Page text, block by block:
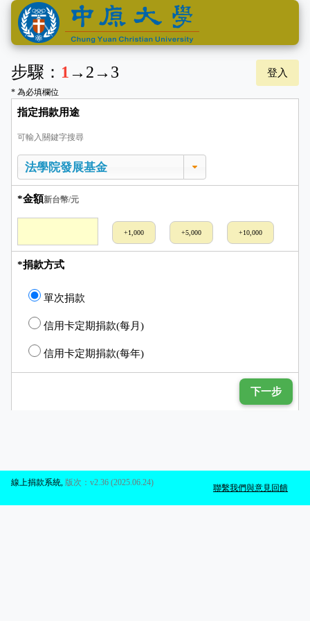
步驟： 1→ 2→ 3 登入
* 為必填欄位
指定捐款用途
可輸入關鍵字搜尋
*金額新台幣/元
+1,000 +5,000 +10,000
*捐款方式
單次捐款
信用卡定期捐款(每月)
信用卡定期捐款(每年)
下一步
聯繫我們與意見回饋
線上捐款系統 版次：v2.36 (2025.06.24)